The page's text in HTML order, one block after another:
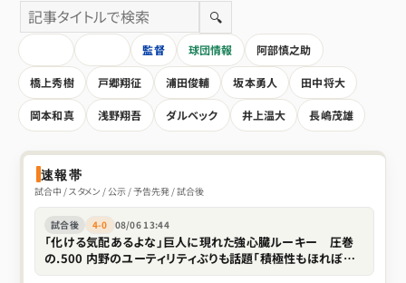
🔍
監督 球団情報 阿部慎之助
橋上秀樹 戸郷翔征 浦田俊輔 坂本勇人 田中将大
岡本和真 浅野翔吾 ダルベック 井上温大 長嶋茂雄
速報帯
試合中 / スタメン / 公示 / 予告先発 / 試合後
試合後 4-0 08/06 13:44
「化ける気配あるよな」巨人に現れた強心臓ルーキー 圧巻
の.500 内野のユーティリティぶりも話題「積極性もほれぼれ